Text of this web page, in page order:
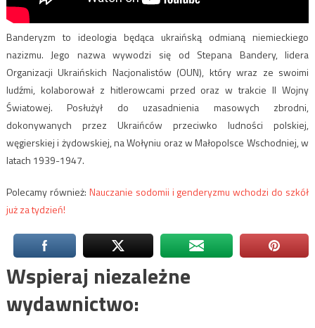
Banderyzm to ideologia będąca ukraińską odmianą niemieckiego
nazizmu. Jego nazwa wywodzi się od Stepana Bandery,lidera
Organizacji Ukraińskich Nacjonalistów (OUN), który wraz ze swoimi
ludźmi, kolaborował z hitlerowcami przed oraz w trakcie II Wojny
Światowej. Posłużył do uzasadnienia masowych zbrodni,
dokonywanych przez Ukraińców przeciwko ludności polskiej,
węgierskiej i żydowskiej, na Wołyniu oraz w Małopolsce Wschodniej, w
latach 1939-1947.
Polecamy również: Nauczanie sodomii i genderyzmu wchodzi do szkół
już za tydzień!
Wspieraj niezależne
wydawnictwo: